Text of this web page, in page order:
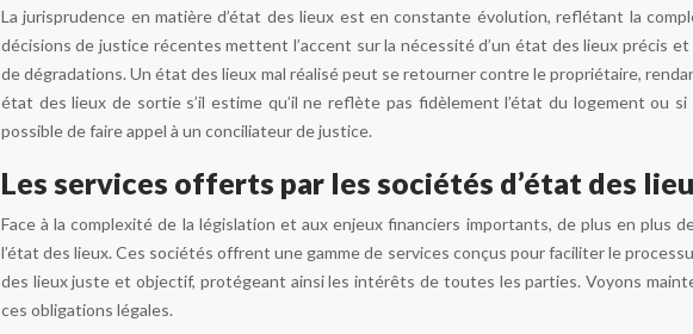
La jurisprudence en matière d’état des lieux est en constante évolution, reflétant la
décisions de justice récentes mettent l’accent sur la nécessité d’un état des lieux précis
de dégradations. Un état des lieux mal réalisé peut se retourner contre le propriétaire,
état des lieux de sortie s’il estime qu’il ne reflète pas fidèlement l’état du logement ou
possible de faire appel à un conciliateur de justice.
Les services offerts par les sociétés d’état des
Face à la complexité de la législation et aux enjeux financiers importants, de plus en plus
l’état des lieux. Ces sociétés offrent une gamme de services conçus pour faciliter le
des lieux juste et objectif, protégeant ainsi les intérêts de toutes les parties. Voyons
ces obligations légales.